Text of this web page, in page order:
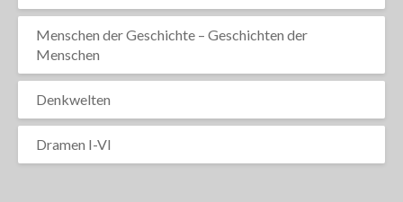
Menschen der Geschichte – Geschichten der
Menschen
Denkwelten
Dramen I-VI